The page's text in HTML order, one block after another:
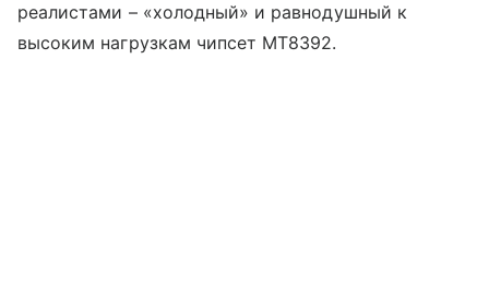
реалистами – «холодный» и равнодушный к
высоким нагрузкам чипсет MT8392.